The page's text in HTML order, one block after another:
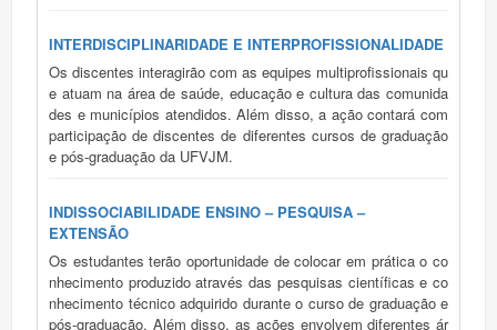
INTERDISCIPLINARIDADE E INTERPROFISSIONALIDADE
Os discentes interagirão com as equipes multiprofissionais qu
e atuam na área de saúde, educação e cultura das comunida
des e municípios atendidos. Além disso, a ação contará com
participação de discentes de diferentes cursos de graduação
e pós-graduação da UFVJM.
INDISSOCIABILIDADE ENSINO – PESQUISA –
EXTENSÃO
Os estudantes terão oportunidade de colocar em prática o co
nhecimento produzido através das pesquisas científicas e co
nhecimento técnico adquirido durante o curso de graduação e
pós-graduação. Além disso, as ações envolvem diferentes ár